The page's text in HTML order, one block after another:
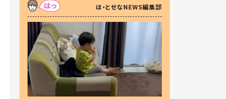
ほ・とせなNEWS編集部